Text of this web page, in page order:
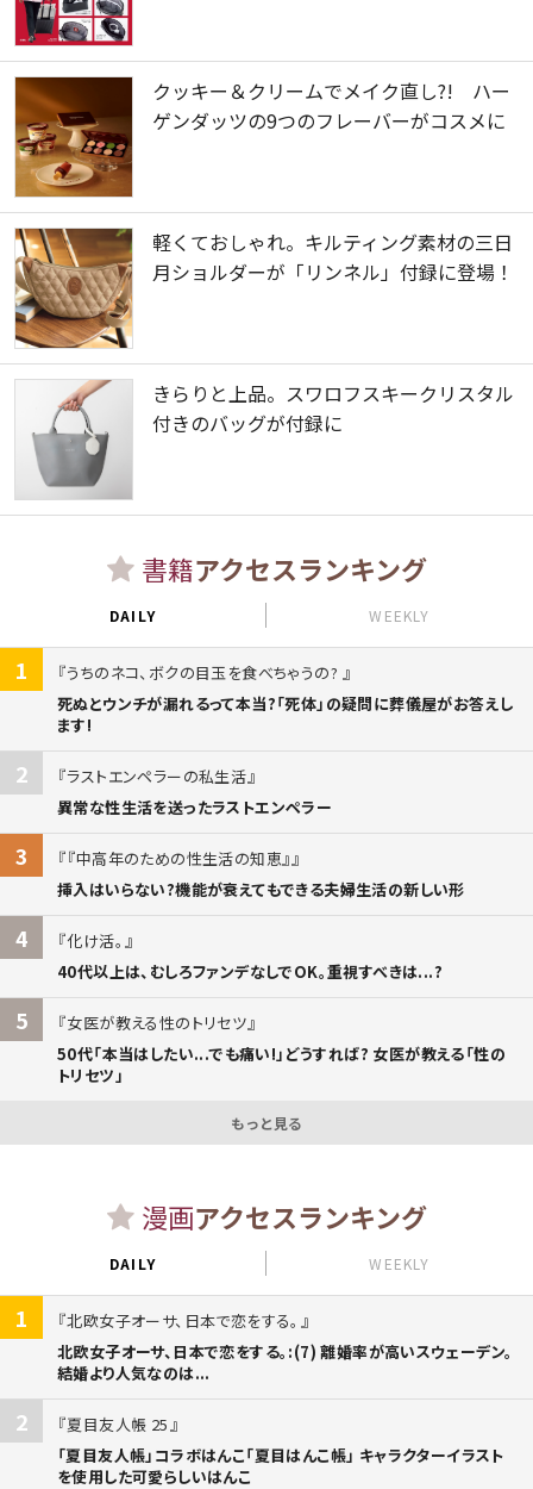
クッキー＆クリームでメイク直し?! ハー
ゲンダッツの9つのフレーバーがコスメに
軽くておしゃれ。キルティング素材の三日
月ショルダーが「リンネル」付録に登場！
きらりと上品。スワロフスキークリスタル
付きのバッグが付録に
書籍アクセスランキング
DAILY WEEKLY
1
うちのネコ、ボクの目玉を食べちゃうの?
死ぬとウンチが漏れるって本当?「死体」の疑問に葬儀屋がお答えし
ます!
2
ラストエンペラーの私生活
異常な性生活を送ったラストエンペラー
3
『中高年のための性生活の知恵』
挿入はいらない?機能が衰えてもできる夫婦生活の新しい形
4
化け活。
40代以上は、むしろファンデなしでOK。重視すべきは...?
5
女医が教える性のトリセツ
50代「本当はしたい...でも痛い!」どうすれば? 女医が教える「性の
トリセツ」
もっと見る
漫画アクセスランキング
DAILY WEEKLY
1
北欧女子オーサ、日本で恋をする。
北欧女子オーサ、日本で恋をする。:(7) 離婚率が高いスウェーデン。
結婚より人気なのは...
2
夏目友人帳 25
「夏目友人帳」コラボはんこ「夏目はんこ帳」 キャラクターイラスト
を使用した可愛らしいはんこ